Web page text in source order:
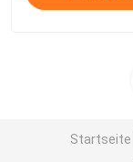
Startseite